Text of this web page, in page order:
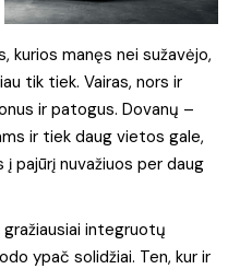
kurios manęs nei sužavėjo,
tik tiek. Vairas, nors ir
ir patogus. Dovanų –
ir tiek daug vietos gale,
pajūrį nuvažiuos per daug
gražiausiai integruotų
ypač solidžiai. Ten, kur ir